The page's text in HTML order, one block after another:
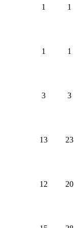
1 1
1 1
3 3
13 23
12 20